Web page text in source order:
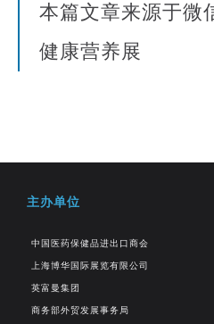
本篇文章来源于微
健康营养展
主办单位
中国医药保健品进出口商会
上海博华国际展览有限公司
英富曼集团
商务部外贸发展事务局